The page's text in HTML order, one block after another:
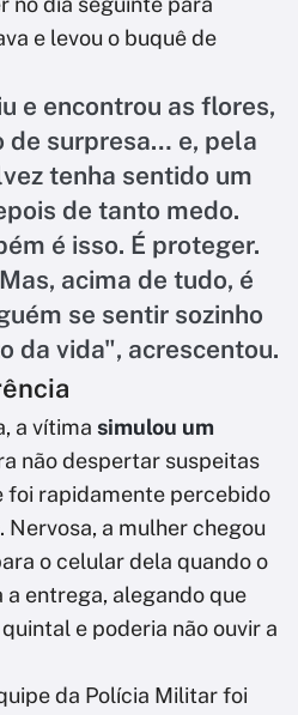
e levou o buquê de
e encontrou as flores,
de surpresa… e, pela
tenha sentido um
de tanto medo.
é isso. É proteger.
acima de tudo, é
se sentir sozinho
da vida", acrescentou.
a vítima simulou um
não despertar suspeitas
foi rapidamente percebido
Nervosa, a mulher chegou
o celular dela quando o
a entrega, alegando que
e poderia não ouvir a
da Polícia Militar foi